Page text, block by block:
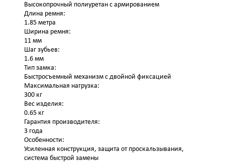
Высокопрочный полиуретан с армированием
Длина ремня:
1.85 метра
Ширина ремня:
11 мм
Шаг зубьев:
1.6 мм
Тип замка:
Быстросъемный механизм с двойной фиксацией
Максимальная нагрузка:
300 кг
Вес изделия:
0.65 кг
Гарантия производителя:
3 года
Особенности:
Усиленная конструкция, защита от проскальзывания,
система быстрой замены